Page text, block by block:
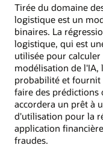
Tirée du domaine
logistique est un
binaires. La
logistique, qui est
utilisée pour
modélisation de l'IA,
probabilité et
faire des prédictions
accordera un prêt à
d'utilisation pour la
application
fraudes.